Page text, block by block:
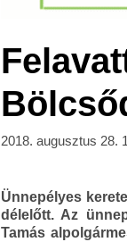
2018. augusztus 28.
Ünnepélyes
délelőtt. Az
Tamás